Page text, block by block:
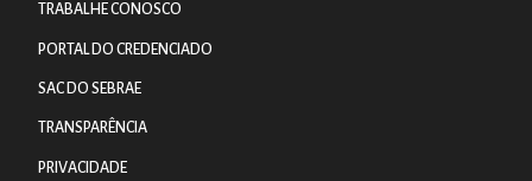
TRABALHE CONOSCO
PORTAL DO CREDENCIADO
SAC DO SEBRAE
TRANSPARÊNCIA
PRIVACIDADE